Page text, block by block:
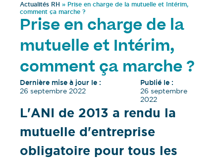
Actualités RH » Prise en charge de la mutuelle et Intérim,
comment ça marche ?
Prise en charge de la
mutuelle et Intérim,
comment ça marche ?
Dernière mise à jour le :
26 septembre 2022
Publié le :
26 septembre
2022
L'ANI de 2013 a rendu la
mutuelle d'entreprise
obligatoire pour tous les